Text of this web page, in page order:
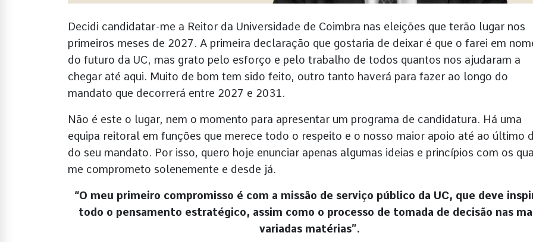
Decidi candidatar-me a Reitor da Universidade de Coimbra nas eleições que terão lugar nos
primeiros meses de 2027. A primeira declaração que gostaria de deixar é que o farei em
do futuro da UC, mas grato pelo esforço e pelo trabalho de todos quantos nos ajudaram a
chegar até aqui. Muito de bom tem sido feito, outro tanto haverá para fazer ao longo do
mandato que decorrerá entre 2027 e 2031.
Não é este o lugar, nem o momento para apresentar um programa de candidatura. Há uma
equipa reitoral em funções que merece todo o respeito e o nosso maior apoio até ao último
do seu mandato. Por isso, quero hoje enunciar apenas algumas ideias e princípios com os
me comprometo solenemente e desde já.
“O meu primeiro compromisso é com a missão de serviço público da UC, que deve
todo o pensamento estratégico, assim como o processo de tomada de decisão nas
variadas matérias”.